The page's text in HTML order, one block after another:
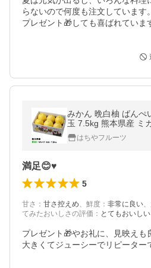
らないので何度も注文しています。
プレゼント🎁しても喜ばれていま
みかん 晩白柚 ばんぺ
玉 7.5kg 熊本県産 ミ
り寄せはちやフルーツ
満足😊♥
5
甘さ ： 甘さ控えめ、 鮮度 ： 非常に良い、
てみたおいしさの評価 ： とてもおいしい
プレゼント🎁やお礼に、見映えも
大きくてジューシーでリピーター